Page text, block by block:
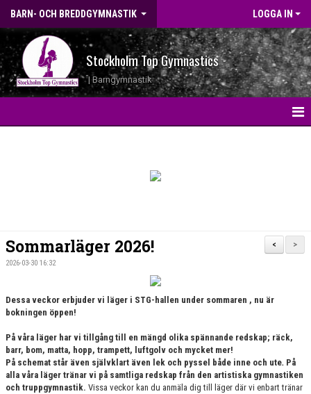
BARN- OCH BREDDGYMNASTIK LOGGA IN
Stockholm Top Gymnastics
| Barngymnastik
AVGIFTER
BILDGALLERI
FÖRENINGSPRODUKTER
>
<
Sommarläger 2026!
2026-03-30 16:32
Dessa veckor erbjuder vi läger i STG-hallen under sommaren , nu är
bokningen öppen!
På våra läger har vi tillgång till en mängd olika spännande redskap; räck,
barr, bom, matta, hopp, trampett, luftgolv och mycket mer!
På schemat står även självklart även lek och pyssel både inne och ute. På
alla våra läger tränar vi på samtliga redskap från den artistiska gymnastiken
och truppgymnastik. Vissa veckor kan du anmäla dig till läger där vi enbart tränar